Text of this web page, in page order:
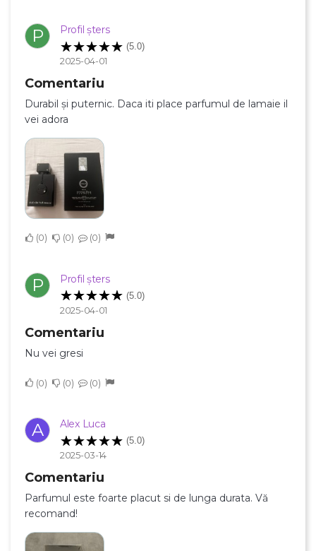
P Profil șters
(5.0)
2025-04-01
Comentariu
Durabil și puternic. Daca iti place parfumul de lamaie il
vei adora
0 0 0
P Profil șters
(5.0)
2025-04-01
Comentariu
Nu vei gresi
0 0 0
A Alex Luca
(5.0)
2025-03-14
Comentariu
Parfumul este foarte placut si de lunga durata. Vă
recomand!
Creeaza o lista de dorinte